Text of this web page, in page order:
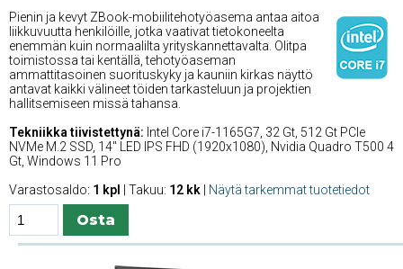
Pienin ja kevyt ZBook-mobiilitehotyöasema antaa aitoa
liikkuvuutta henkilöille, jotka vaativat tietokoneelta
enemmän kuin normaalilta yrityskannettavalta. Olitpa
toimistossa tai kentällä, tehotyöaseman
ammattitasoinen suorituskyky ja kauniin kirkas näyttö
antavat kaikki välineet töiden tarkasteluun ja projektien
hallitsemiseen missä tahansa.
Tekniikka tiivistettynä: Intel Core i7-1165G7, 32 Gt, 512 Gt PCIe
NVMe M.2 SSD, 14'' LED IPS FHD (1920x1080), Nvidia Quadro T500 4
Gt, Windows 11 Pro
Varastosaldo: 1 kpl | Takuu: 12 kk Näytä tarkemmat tuotetiedot